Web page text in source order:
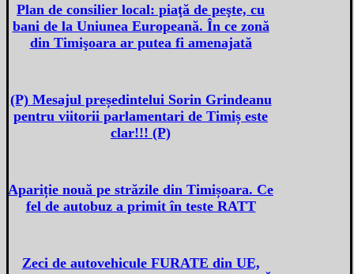
Plan de consilier local: piaţă de peşte, cu
bani de la Uniunea Europeană. În ce zonă
din Timişoara ar putea fi amenajată
(P) Mesajul președintelui Sorin Grindeanu
pentru viitorii parlamentari de Timiș este
clar!!! (P)
Apariție nouă pe străzile din Timișoara. Ce
fel de autobuz a primit în teste RATT
Zeci de autovehicule FURATE din UE,